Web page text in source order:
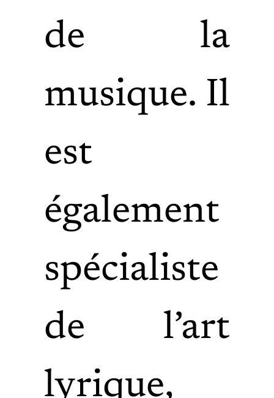
de la
musique. Il
est
également
spécialiste
de l’art
lyrique,